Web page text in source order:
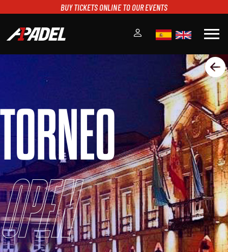
BUY TICKETS ONLINE TO OUR EVENTS
menu
TORNEOS
MULTIMEDIA
SCOREBOARD
STREAMING
TORNEO
Open